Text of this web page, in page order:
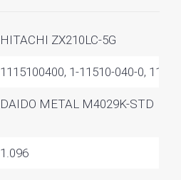
HITACHI ZX210LC-5G
1115100400, 1-11510-040-0,
DAIDO METAL M4029K-STD
1.096